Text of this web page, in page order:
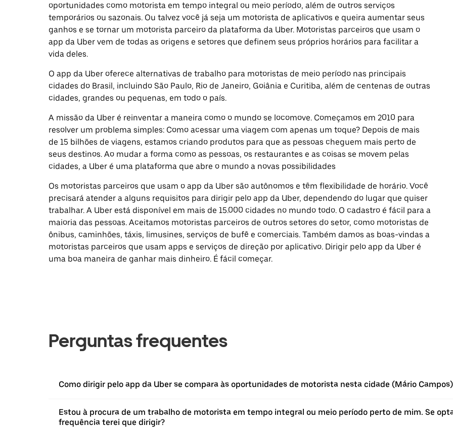
oportunidades como motorista em tempo integral ou meio período, além de outros serviços
temporários ou sazonais. Ou talvez você já seja um motorista de aplicativos e queira aumentar seus
ganhos e se tornar um motorista parceiro da plataforma da Uber. Motoristas parceiros que usam o
app da Uber vem de todas as origens e setores que definem seus próprios horários para facilitar a
vida deles.
O app da Uber oferece alternativas de trabalho para motoristas de meio período nas principais
cidades do Brasil, incluindo São Paulo, Rio de Janeiro, Goiânia e Curitiba, além de centenas de outras
cidades, grandes ou pequenas, em todo o país.
A missão da Uber é reinventar a maneira como o mundo se locomove. Começamos em 2010 para
resolver um problema simples: Como acessar uma viagem com apenas um toque? Depois de mais
de 15 bilhões de viagens, estamos criando produtos para que as pessoas cheguem mais perto de
seus destinos. Ao mudar a forma como as pessoas, os restaurantes e as coisas se movem pelas
cidades, a Uber é uma plataforma que abre o mundo a novas possibilidades
Os motoristas parceiros que usam o app da Uber são autônomos e têm flexibilidade de horário. Você
precisará atender a alguns requisitos para dirigir pelo app da Uber, dependendo do lugar que quiser
trabalhar. A Uber está disponível em mais de 15.000 cidades no mundo todo. O cadastro é fácil para a
maioria das pessoas. Aceitamos motoristas parceiros de outros setores do setor, como motoristas de
ônibus, caminhões, táxis, limusines, serviços de bufê e comerciais. Também damos as boas-vindas a
motoristas parceiros que usam apps e serviços de direção por aplicativo. Dirigir pelo app da Uber é
uma boa maneira de ganhar mais dinheiro. É fácil começar.
Perguntas frequentes
Como dirigir pelo app da Uber se compara às oportunidades de motorista nesta cidade (Mário
Estou à procura de um trabalho de motorista em tempo integral ou meio período perto de mim. Se
frequência terei que dirigir?